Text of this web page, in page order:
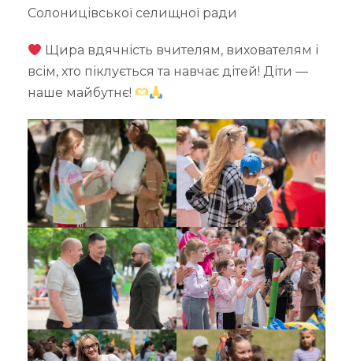
Солоницівської селищної ради
Щира вдячність вчителям, вихователям і
всім, хто піклується та навчає дітей! Діти —
наше майбутнє!